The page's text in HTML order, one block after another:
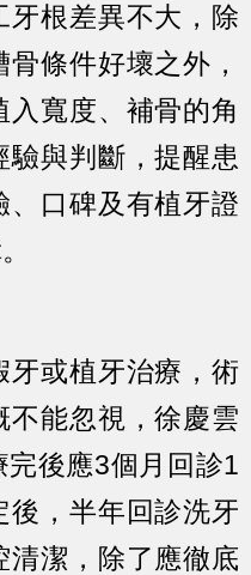
牙根差異不大，除
條件好壞之外，
寬度、補骨的角
驗與判斷，提醒患
、口碑及有植牙證
牙或植牙治療，術
不能忽視，徐慶雲
後應3個月回診1
後，半年回診洗牙
清潔，除了應徹底